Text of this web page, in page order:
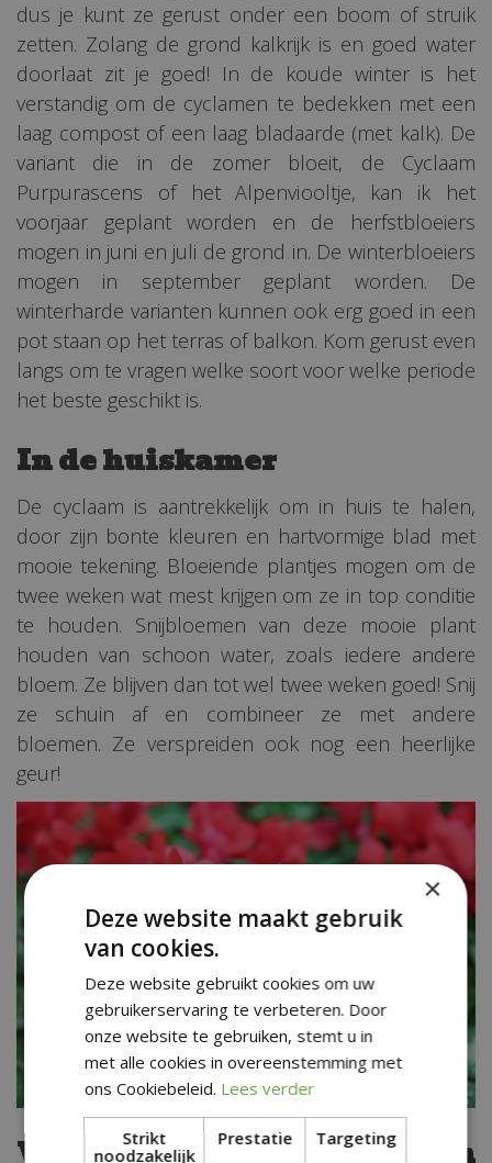
dus je kunt ze gerust onder een boom of struik
zetten. Zolang de grond kalkrijk is en goed water
doorlaat zit je goed! In de koude winter is het
verstandig om de cyclamen te bedekken met een
laag compost of een laag bladaarde (met kalk). De
variant die in de zomer bloeit, de Cyclaam
Purpurascens of het Alpenviooltje, kan ik het
voorjaar geplant worden en de herfstbloeiers
mogen in juni en juli de grond in. De winterbloeiers
mogen in september geplant worden. De
winterharde varianten kunnen ook erg goed in een
pot staan op het terras of balkon. Kom gerust even
langs om te vragen welke soort voor welke periode
het beste geschikt is.
In de huiskamer
De cyclaam is aantrekkelijk om in huis te halen,
door zijn bonte kleuren en hartvormige blad met
mooie tekening. Bloeiende plantjes mogen om de
twee weken wat mest krijgen om ze in top conditie
te houden. Snijbloemen van deze mooie plant
houden van schoon water, zoals iedere andere
bloem. Ze blijven dan tot wel twee weken goed! Snij
ze schuin af en combineer ze met andere
bloemen. Ze verspreiden ook nog een heerlijke
geur!
Verzorging van de cyclaam
×
Deze website maakt gebruik
van cookies.
Deze website gebruikt cookies om uw
gebruikerservaring te verbeteren. Door
onze website te gebruiken, stemt u in
met alle cookies in overeenstemming met
ons Cookiebeleid. Lees verder
Strikt
noodzakelijk
Prestatie Targeting